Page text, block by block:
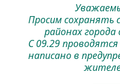
Просим сохранять
районах
С 09.29
написано в